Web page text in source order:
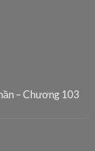
– Chương 103